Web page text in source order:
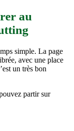
au
simple. La page
avec une place
un très bon
partir sur